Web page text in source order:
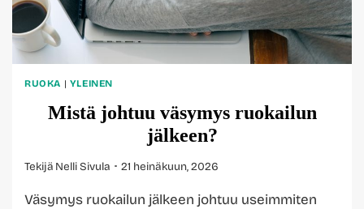
RUOKA | YLEINEN
Mistä johtuu väsymys ruokailun
jälkeen?
Tekijä Nelli Sivula 21 heinäkuun, 2026
Väsymys ruokailun jälkeen johtuu useimmiten